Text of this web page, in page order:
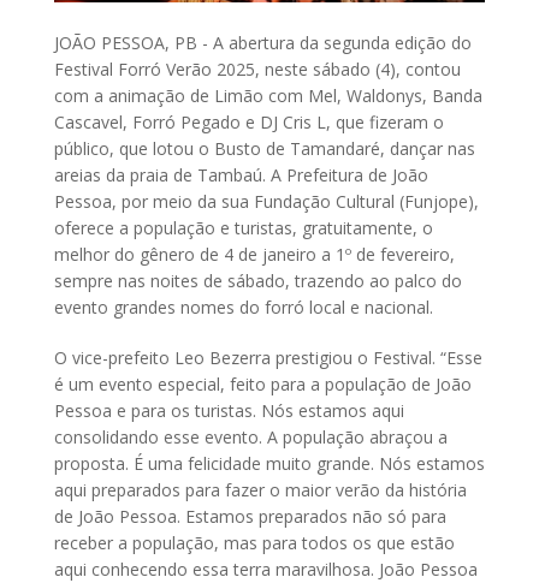
JOÃO PESSOA, PB - A abertura da segunda edição do
Festival Forró Verão 2025, neste sábado (4), contou
com a animação de Limão com Mel, Waldonys, Banda
Cascavel, Forró Pegado e DJ Cris L, que fizeram o
público, que lotou o Busto de Tamandaré, dançar nas
areias da praia de Tambaú. A Prefeitura de João
Pessoa, por meio da sua Fundação Cultural (Funjope),
oferece a população e turistas, gratuitamente, o
melhor do gênero de 4 de janeiro a 1º de fevereiro,
sempre nas noites de sábado, trazendo ao palco do
evento grandes nomes do forró local e nacional.
O vice-prefeito Leo Bezerra prestigiou o Festival. “Esse
é um evento especial, feito para a população de João
Pessoa e para os turistas. Nós estamos aqui
consolidando esse evento. A população abraçou a
proposta. É uma felicidade muito grande. Nós estamos
aqui preparados para fazer o maior verão da história
de João Pessoa. Estamos preparados não só para
receber a população, mas para todos os que estão
aqui conhecendo essa terra maravilhosa. João Pessoa